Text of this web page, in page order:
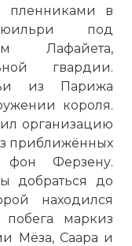
пленниками в
под
Лафайета,
гвардии.
из Парижа
короля.
организацию
приближённых
фон Ферзену.
добраться до
находился
маркиз
Мёза, Саара и